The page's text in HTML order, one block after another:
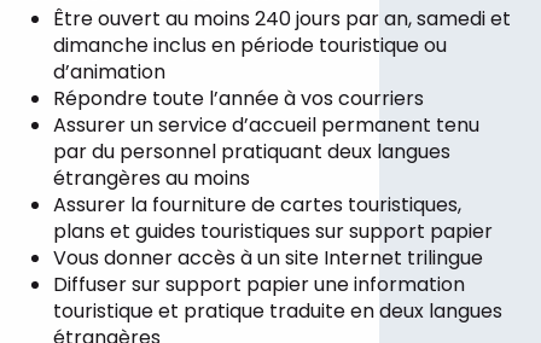
Être ouvert au moins 240 jours par an, samedi et
dimanche inclus en période touristique ou
d’animation
Répondre toute l’année à vos courriers
Assurer un service d’accueil permanent tenu
par du personnel pratiquant deux langues
étrangères au moins
Assurer la fourniture de cartes touristiques,
plans et guides touristiques sur support papier
Vous donner accès à un site Internet trilingue
Diffuser sur support papier une information
touristique et pratique traduite en deux langues